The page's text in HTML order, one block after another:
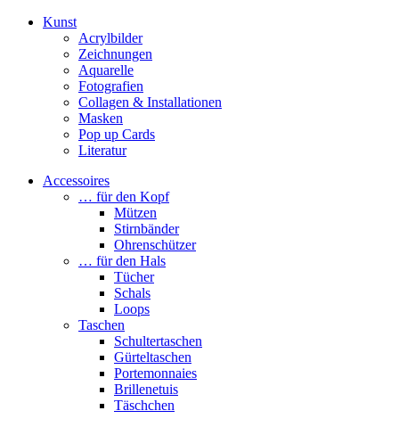
Kunst
Acrylbilder
Zeichnungen
Aquarelle
Fotografien
Collagen & Installationen
Masken
Pop up Cards
Literatur
Accessoires
… für den Kopf
Mützen
Stirnbänder
Ohrenschützer
… für den Hals
Tücher
Schals
Loops
Taschen
Schultertaschen
Gürteltaschen
Portemonnaies
Brillenetuis
Täschchen